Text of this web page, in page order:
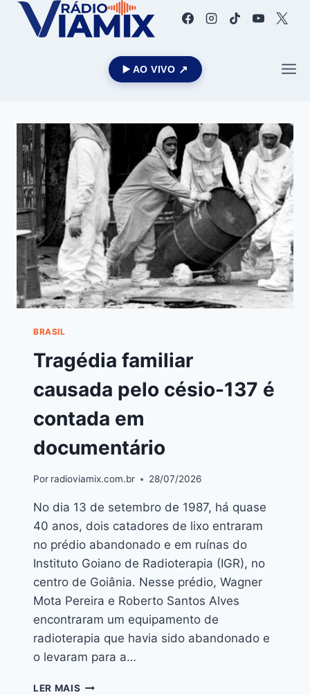
▶️ AO VIVO
BRASIL
Tragédia familiar
causada pelo césio-137 é
contada em
documentário
Por radioviamix.com.br 28/07/2026
No dia 13 de setembro de 1987, há quase
40 anos, dois catadores de lixo entraram
no prédio abandonado e em ruínas do
Instituto Goiano de Radioterapia (IGR), no
centro de Goiânia. Nesse prédio, Wagner
Mota Pereira e Roberto Santos Alves
encontraram um equipamento de
radioterapia que havia sido abandonado e
o levaram para a…
LER MAIS